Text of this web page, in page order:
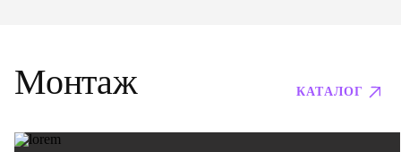
Монтаж КАТАЛОГ